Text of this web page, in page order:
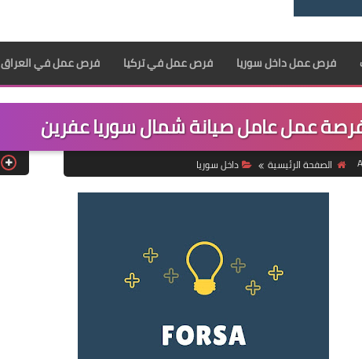
فرص عمل داخل سوريا فرص عمل في تركيا فرص عمل في العراق
عمل عامل صيانة شمال سوريا عفرين
الصفحة الرئيسية داخل سوريا